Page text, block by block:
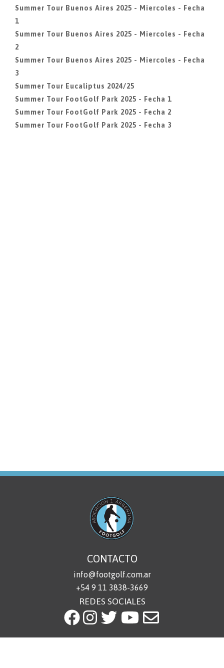
Summer Tour Buenos Aires 2025 - Miercoles - Fecha
1
Summer Tour Buenos Aires 2025 - Miercoles - Fecha
2
Summer Tour Buenos Aires 2025 - Miercoles - Fecha
3
Summer Tour Eucaliptus 2024/25
Summer Tour FootGolf Park 2025 - Fecha 1
Summer Tour FootGolf Park 2025 - Fecha 2
Summer Tour FootGolf Park 2025 - Fecha 3
CONTACTO
info@footgolf.com.ar
+54 9 11 3838-3669
REDES SOCIALES